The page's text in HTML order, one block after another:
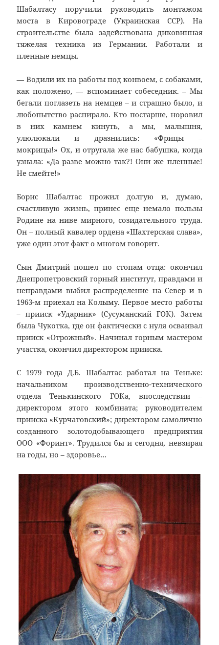
Шабалтасу поручили руководить монтажом
моста в Кировограде (Украинская ССР). На
строительстве была задействована диковинная
тяжелая техника из Германии. Работали и
пленные немцы.
— Водили их на работы под конвоем, с собаками,
как положено, — вспоминает собеседник. – Мы
бегали поглазеть на немцев – и страшно было, и
любопытство распирало. Кто постарше, норовил
в них камнем кинуть, а мы, малышня,
улюлюкали и дразнились: «Фрицы –
мокрицы!» Ох, и отругала же нас бабушка, когда
узнала: «Да разве можно так?! Они же пленные!
Не смейте!»
Борис Шабалтас прожил долгую и, думаю,
счастливую жизнь, принес еще немало пользы
Родине на ниве мирного, созидательного труда.
Он – полный кавалер ордена «Шахтерская слава»,
уже один этот факт о многом говорит.
Сын Дмитрий пошел по стопам отца: окончил
Днепропетровский горный институт, правдами и
неправдами выбил распределение на Север и в
1963-м приехал на Колыму. Первое место работы
– прииск «Ударник» (Сусуманский ГОК). Затем
была Чукотка, где он фактически с нуля осваивал
прииск «Отрожный». Начинал горным мастером
участка, окончил директором прииска.
С 1979 года Д.Б. Шабалтас работал на Теньке:
начальником производственно-технического
отдела Тенькинского ГОКа, впоследствии –
директором этого комбината; руководителем
прииска «Курчатовский»; директором самолично
созданного золотодобывающего предприятия
ООО «Форинт». Трудился бы и сегодня, невзирая
на годы, но – здоровье…